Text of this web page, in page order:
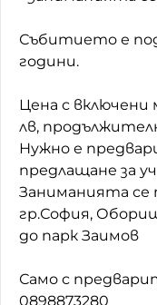
Събитието е
години.
Цена с включени
лв,
Нужно е
предлащане за
Заниманията се
гр.София,
до парк Заимов
Само с
0898873280